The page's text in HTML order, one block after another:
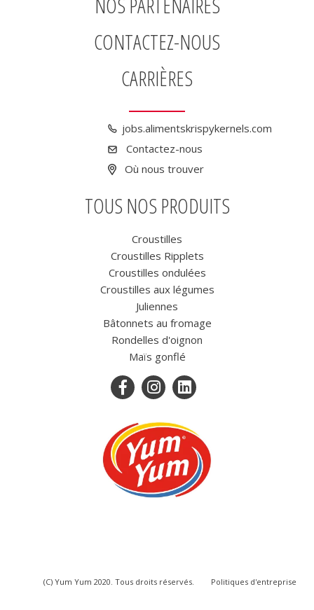
CONTACTEZ-NOUS
CARRIÈRES
jobs.alimentskrispykernels.com
Contactez-nous
Où nous trouver
TOUS NOS PRODUITS
Croustilles
Croustilles Ripplets
Croustilles ondulées
Croustilles aux légumes
Juliennes
Bâtonnets au fromage
Rondelles d'oignon
Maïs gonflé
(C) Yum Yum 2020. Tous droits réservés. Politiques d'entreprise